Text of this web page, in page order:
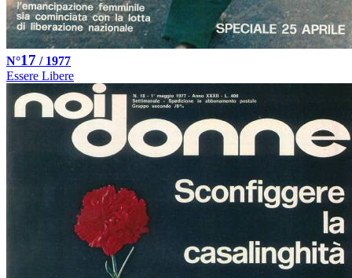
N°17 / 1977
Essere Libere